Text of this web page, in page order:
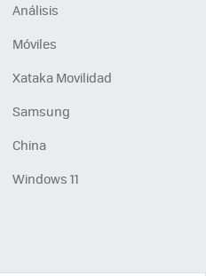
Análisis
Móviles
Xataka Movilidad
Samsung
China
Windows 11